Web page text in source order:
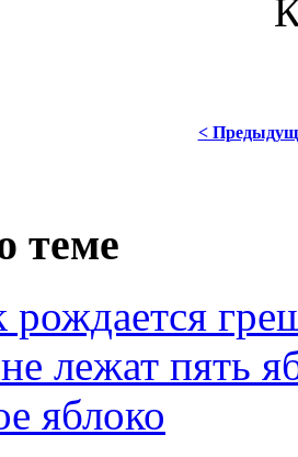
<
теме
рождается
лежат пять
яблоко